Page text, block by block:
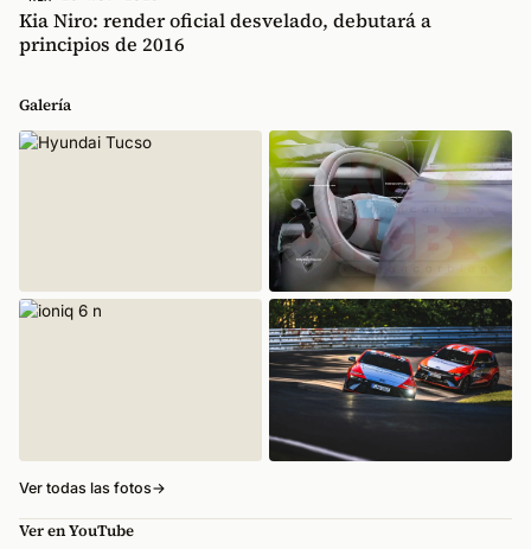
Kia Niro: render oficial desvelado, debutará a
principios de 2016
Galería
Ver todas las fotos→
Ver en YouTube